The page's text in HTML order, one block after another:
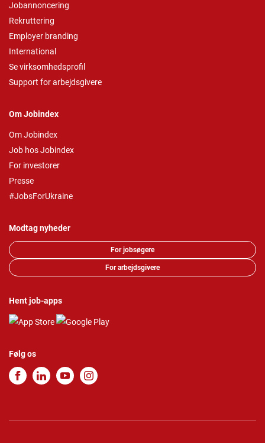
Jobannoncering
Rekruttering
Employer branding
International
Se virksomhedsprofil
Support for arbejdsgivere
Om Jobindex
Om Jobindex
Job hos Jobindex
For investorer
Presse
#JobsForUkraine
Modtag nyheder
For jobsøgere
For arbejdsgivere
Hent job-apps
Følg os